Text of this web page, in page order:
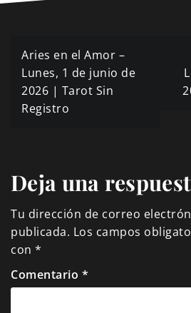
Navegación
de
entradas
Aries en el Amor –
Lunes, 1 de junio de
2026 | Tarot Sin
Registro
Deja una
Tu dirección de correo
publicada. Los campos
con *
Comentario *